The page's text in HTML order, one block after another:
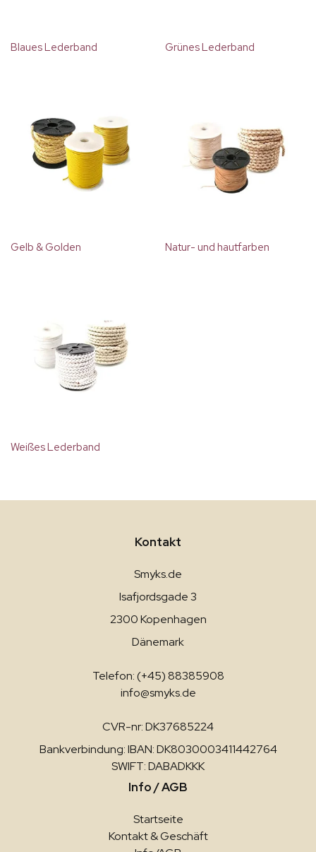
Blaues Lederband Grünes Lederband
Gelb & Golden Natur- und hautfarben
Weißes Lederband
Kontakt
Smyks.de
Isafjordsgade 3
2300 Kopenhagen
Dänemark
Telefon: (+45) 88385908
info@smyks.de
CVR-nr: DK37685224
Bankverbindung: IBAN: DK8030003411442764
SWIFT: DABADKKK
Info / AGB
Startseite
Kontakt & Geschäft